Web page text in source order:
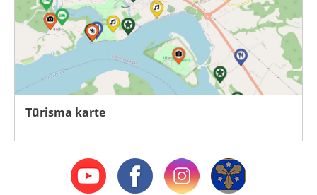
Tūrisma karte